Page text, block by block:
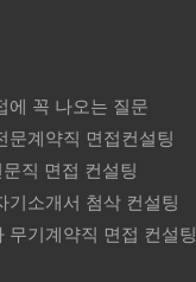
에 꼭 나오는 질문
문계약직 면접컨설팅
직 면접 컨설팅
기소개서 첨삭 컨설팅
무기계약직 면접 컨설팅